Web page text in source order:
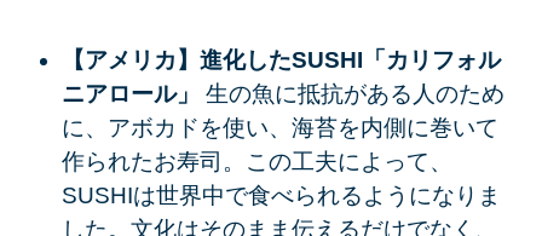
【アメリカ】進化したSUSHI「カリフォル
ニアロール」
生の魚に抵抗がある人のため
に、アボカドを使い、海苔を内側に巻いて
作られたお寿司。この工夫によって、
SUSHIは世界中で食べられるようになりま
した。文化はそのまま伝えるだけでなく、